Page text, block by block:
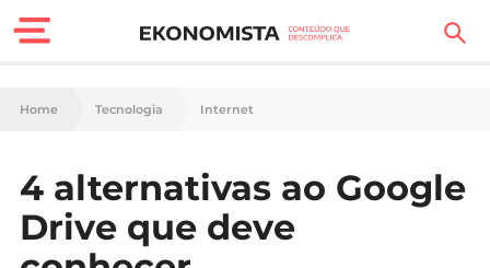
Finanças Pessoais
Carreira
Casa
Home Tecnologia Internet
4 alternativas ao Google
Drive que deve